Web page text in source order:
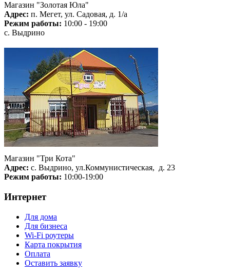
Магазин "Золотая Юла"
Адрес: п. Мегет, ул. Садовая, д. 1/а
Режим работы: 10:00 - 19:00
с. Выдрино
Магазин "Три Кота"
Адрес: с. Выдрино, ул.Коммунистическая, д. 23
Режим работы: 10:00-19:00
Интернет
Для дома
Для бизнеса
Wi-Fi роутеры
Карта покрытия
Оплата
Оставить заявку